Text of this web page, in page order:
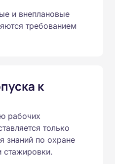
и внеплановые
требованием
к
рабочих
только
знаний по охране
стажировки.